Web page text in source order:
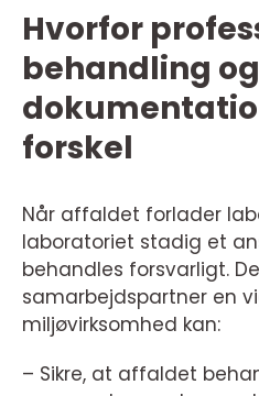
Hvorfor
behandling og
forskel
Når affaldet forlader
laboratoriet stadig et
behandles forsvarligt.
samarbejdspartner en
miljøvirksomhed kan:
– Sikre, at affaldet